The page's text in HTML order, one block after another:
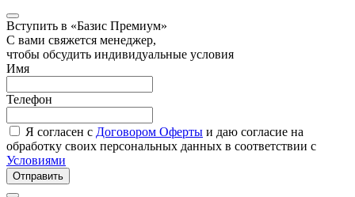
Вступить в «Базис Премиум»
С вами свяжется менеджер,
чтобы обсудить индивидуальные условия
Имя
Телефон
Я согласен с Договором Оферты и даю согласие на
обработку своих персональных данных в соответствии с
Условиями
Отправить